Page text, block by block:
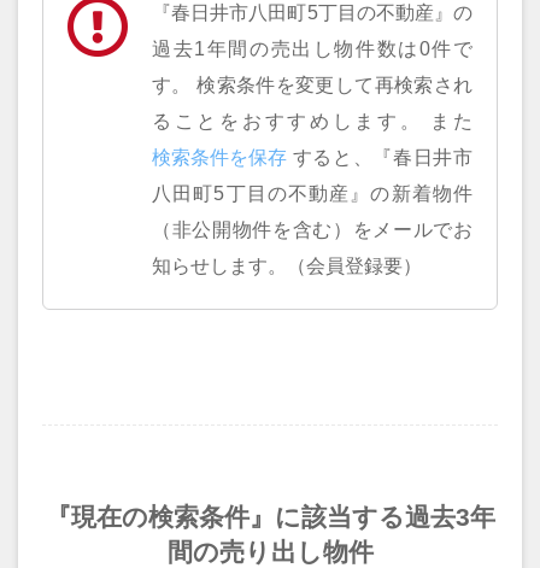
『春日井市八田町5丁目の不動産』の
過去1年間の売出し物件数は0件で
す。 検索条件を変更して再検索され
ることをおすすめします。 また
すると、『春日井市
八田町5丁目の不動産』の新着物件
（非公開物件を含む）をメールでお
知らせします。（会員登録要）
『現在の検索条件』に該当する過去3年
間の売り出し物件